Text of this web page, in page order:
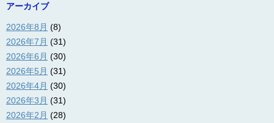
アーカイブ
2026年8月 (8)
2026年7月 (31)
2026年6月 (30)
2026年5月 (31)
2026年4月 (30)
2026年3月 (31)
2026年2月 (28)